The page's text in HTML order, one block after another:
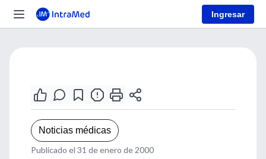
Ingresar
Noticias médicas
Publicado el 31 de enero de 2000